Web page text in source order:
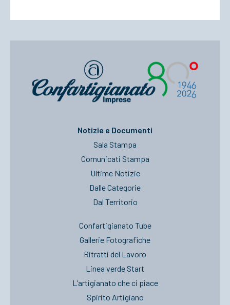
Notizie e Documenti
Sala Stampa
Comunicati Stampa
Ultime Notizie
Dalle Categorie
Dal Territorio
Confartigianato Tube
Gallerie Fotografiche
Ritratti del Lavoro
Linea verde Start
L’artigianato che ci piace
Spirito Artigiano